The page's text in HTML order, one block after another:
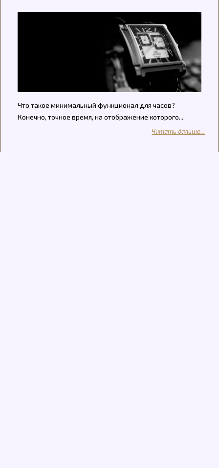
Что такое минимальный функционал для часов?
Конечно, точное время, на отображение которого...
Читать дальше...